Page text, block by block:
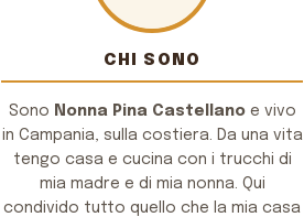
CHI SONO
Sono Nonna Pina Castellanoe vivo
in Campania, sulla costiera. Da una vita
tengo casa e cucina con i trucchi di
mia madre e di mia nonna. Qui
condivido tutto quello che la mia casa